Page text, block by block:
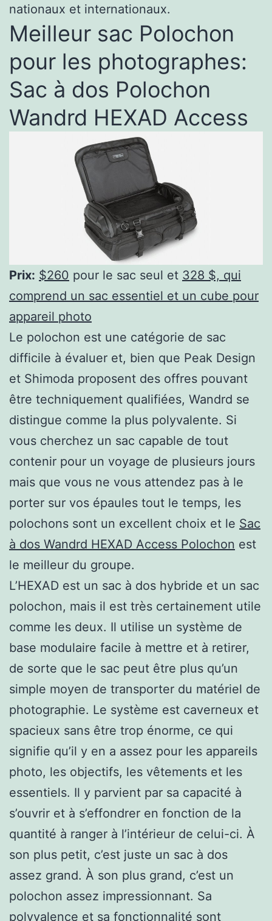
nationaux et internationaux.
Meilleur sac Polochon
pour les photographes:
Sac à dos Polochon
Wandrd HEXAD Access
Prix: $260 pour le sac seul et 328 $, qui
comprend un sac essentiel et un cube pour
appareil photo
Le polochon est une catégorie de sac
difficile à évaluer et, bien que Peak Design
et Shimoda proposent des offres pouvant
être techniquement qualifiées, Wandrd se
distingue comme la plus polyvalente. Si
vous cherchez un sac capable de tout
contenir pour un voyage de plusieurs jours
mais que vous ne vous attendez pas à le
porter sur vos épaules tout le temps, les
polochons sont un excellent choix et le Sac
à dos Wandrd HEXAD Access Polochon est
le meilleur du groupe.
L’HEXAD est un sac à dos hybride et un sac
polochon, mais il est très certainement utile
comme les deux. Il utilise un système de
base modulaire facile à mettre et à retirer,
de sorte que le sac peut être plus qu’un
simple moyen de transporter du matériel de
photographie. Le système est caverneux et
spacieux sans être trop énorme, ce qui
signifie qu’il y en a assez pour les appareils
photo, les objectifs, les vêtements et les
essentiels. Il y parvient par sa capacité à
s’ouvrir et à s’effondrer en fonction de la
quantité à ranger à l’intérieur de celui-ci. À
son plus petit, c’est juste un sac à dos
assez grand. À son plus grand, c’est un
polochon assez impressionnant. Sa
polyvalence et sa fonctionnalité sont